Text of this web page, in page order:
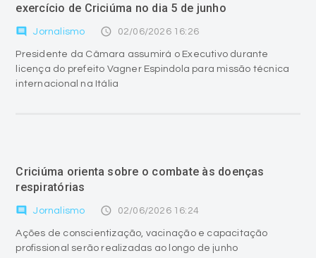
exercício de Criciúma no dia 5 de junho
comment Jornalismo access_time 02/06/2026 16:26
Presidente da Câmara assumirá o Executivo durante
licença do prefeito Vagner Espindola para missão técnica
internacional na Itália
Criciúma orienta sobre o combate às doenças
respiratórias
comment Jornalismo access_time 02/06/2026 16:24
Ações de conscientização, vacinação e capacitação
profissional serão realizadas ao longo de junho